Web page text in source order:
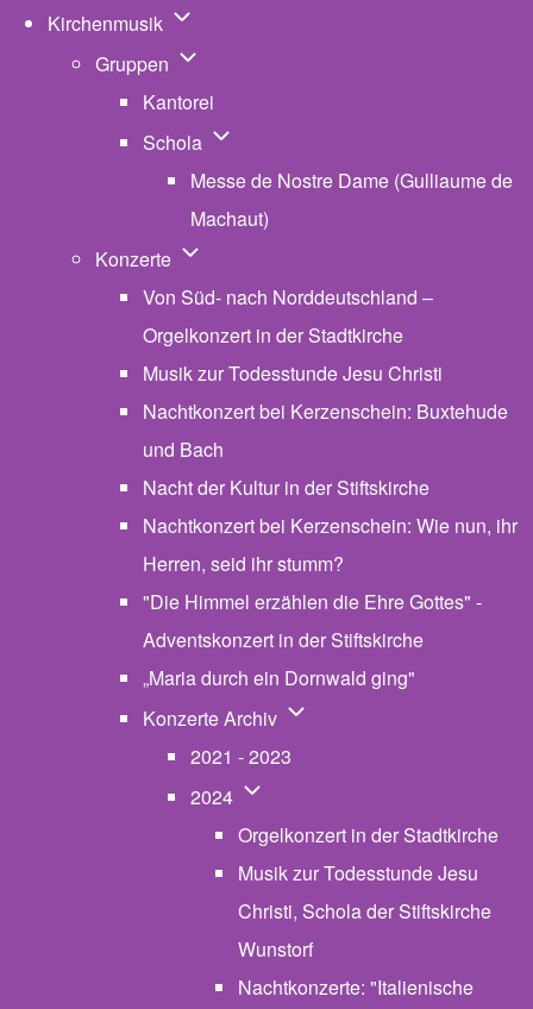
Kirchenmusik Unternavigation von Kirchenmusik
Gruppen Unternavigation von Gruppen
Kantorei
Schola Unternavigation von Schola
Messe de Nostre Dame (Gulliaume de
Machaut)
Konzerte Unternavigation von Konzerte
Von Süd- nach Norddeutschland –
Orgelkonzert in der Stadtkirche
Musik zur Todesstunde Jesu Christi
Nachtkonzert bei Kerzenschein: Buxtehude
und Bach
Nacht der Kultur in der Stiftskirche
Nachtkonzert bei Kerzenschein: Wie nun, ihr
Herren, seid ihr stumm?
"Die Himmel erzählen die Ehre Gottes" -
Adventskonzert in der Stiftskirche
„Maria durch ein Dornwald ging"
Konzerte Archiv Unternavigation von
2021 - 2023
2024 Unternavigation von 2024
Orgelkonzert in der Stadtkirche
Musik zur Todesstunde Jesu
Christi, Schola der Stiftskirche
Wunstorf
Nachtkonzerte: "Italienische